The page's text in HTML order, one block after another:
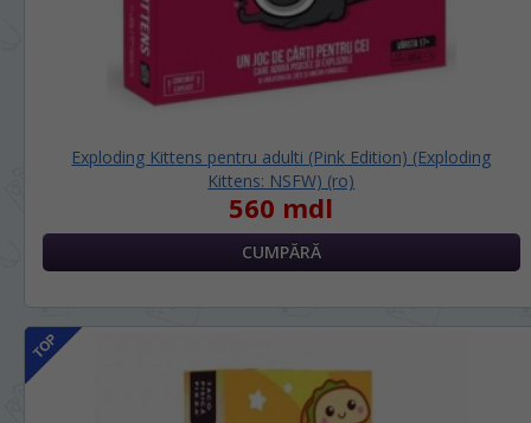
Exploding Kittens pentru adulti (Pink Edition) (Exploding
Kittens: NSFW) (ro)
560 mdl